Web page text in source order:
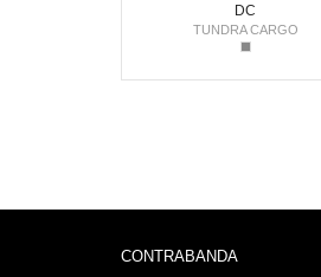
DC
TUNDRA CARGO
CONTRABANDA